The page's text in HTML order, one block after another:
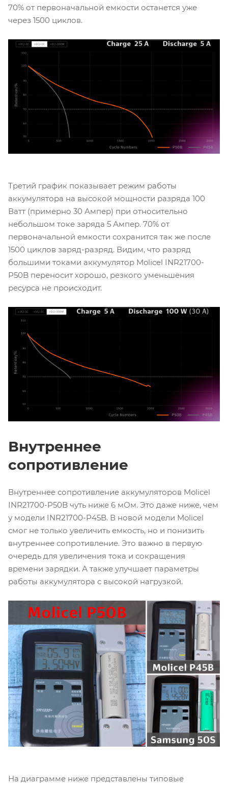
70% от первоначальной емкости останется уже
через 1500 циклов.
Третий график показывает режим работы
аккумулятора на высокой мощности разряда 100
Ватт (примерно 30 Ампер) при относительно
небольшом токе заряда 5 Ампер. 70% от
первоначальной емкости сохранится так же после
1500 циклов заряд-разряд. Видим, что разряд
большими токами аккумулятор Molicel INR21700-
P50B переносит хорошо, резкого уменьшения
ресурса не происходит.
Внутреннее
сопротивление
Внутреннее сопротивление аккумуляторов Molicel
INR21700-P50B чуть ниже 6 мОм. Это даже ниже, чем
у модели INR21700-P45B. В новой модели Molicel
смог не только увеличить емкость, но и понизить
внутреннее сопротивление. Это важно в первую
очередь для увеличения тока и сокращения
времени зарядки. А также улучшает параметры
работы аккумулятора с высокой нагрузкой.
На диаграмме ниже представлены типовые